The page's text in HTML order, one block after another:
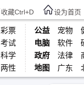
收藏Ctrl+D 设为首页
彩票
考试
科学
两性
公益 宠物
电脑
软件
政府
法律
地图
广东